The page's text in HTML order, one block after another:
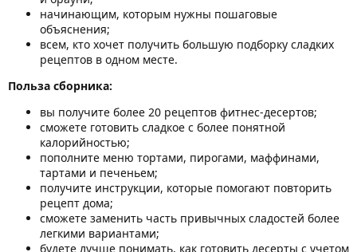
начинающим, которым нужны пошаговые
объяснения;
всем, кто хочет получить большую подборку сладких
рецептов в одном месте.
Польза сборника:
вы получите более 20 рецептов фитнес-десертов;
сможете готовить сладкое с более понятной
калорийностью;
пополните меню тортами, пирогами, маффинами,
тартами и печеньем;
получите инструкции, которые помогают повторить
рецепт дома;
сможете заменить часть привычных сладостей более
легкими вариантами;
будете лучше понимать, как готовить десерты с учетом